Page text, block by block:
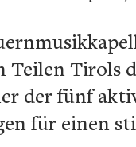
Teilen
der fünf
für einen